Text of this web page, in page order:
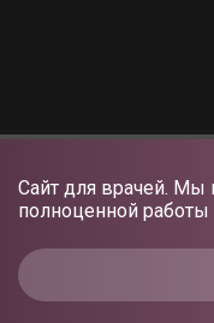
Сайт для врачей. Мы
полноценной работы